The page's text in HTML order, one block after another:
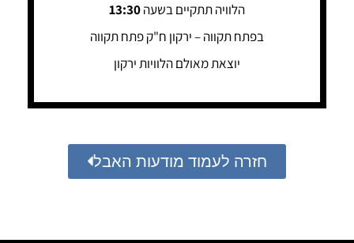
הלוויה תתקיים בשעה13:30
בפתח תקווה – ירקון ח"ק פתח תקווה
יוצאת מאולם הלוויות ירקון
חזרה לעמוד מודעות האבל